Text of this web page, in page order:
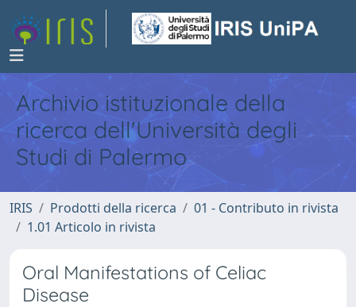
Archivio istituzionale della
ricerca dell'Università degli
Studi di Palermo
IRIS Prodotti della ricerca
01 - Contributo in rivista
1.01 Articolo in rivista
Oral Manifestations of Celiac
Disease